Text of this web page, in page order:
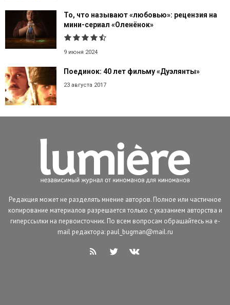
То, что называют «любовью»: рецензия на
мини-сериал «Оленёнок»
9 июня 2024
Поединок: 40 лет фильму «Дуэлянты»
23 августа 2017
Редакция может не разделять мнение авторов. Полное или частичное
копирование материалов разрешается только с указанием авторства и
гиперссылки на первоисточник. По всем вопросам обращайтесь на e-
mail редактора: paul_bugman@mail.ru